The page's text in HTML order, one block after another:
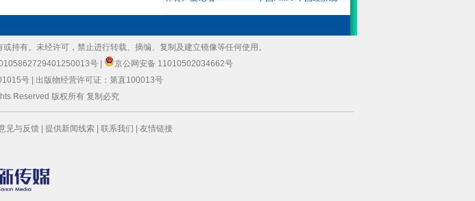
#2015财新峰会#【德国驻华大使：中国下步改革的
最大动力来源于创新力
http://t.cn/RUaatPY
11月5日 20:39
持有。未经许可，禁止进行转载、摘编、复制及建立镜像等任何使用。
号
京公网安备 11010502034662号
号
出版物经营许可证：第直100013号
Reserved 版权所有 复制必究
见与反馈 提供新闻线索 联系我们 友情链接